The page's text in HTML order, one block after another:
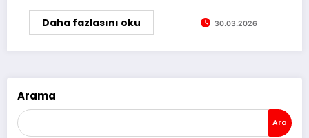
Daha fazlasını oku 30.03.2026
Arama
Ara